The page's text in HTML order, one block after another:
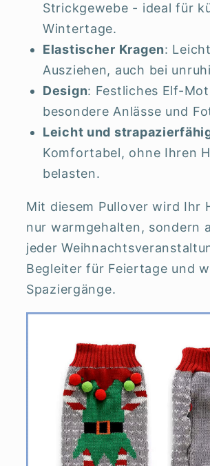
Strickgewebe - ideal für
Wintertage.
Elastischer Kragen:
Ausziehen, auch bei
Design: Festliches Elf-
besondere Anlässe und
Leicht und
Komfortabel, ohne Ihren
belasten.
Mit diesem Pullover wird Ihr
nur warmgehalten, sondern
jeder
Begleiter für Feiertage und
Spaziergänge.